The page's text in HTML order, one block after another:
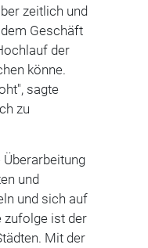
zeitlich und
Geschäft
der
könne.
sagte
zu
und
und sich auf
zufolge ist der
Mit der